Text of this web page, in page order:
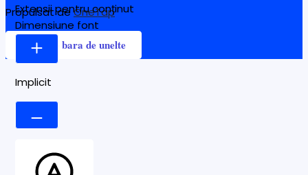
Propulsat deOneTap
Ascunde bara de unelte
Extensii pentru conținut
Dimensiune font
Implicit